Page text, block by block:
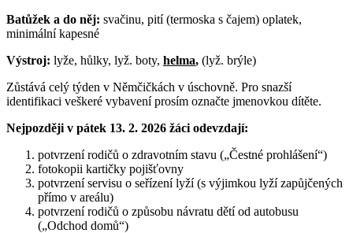
Batůžek a do něj: svačinu, pití (termoska s čajem) oplatek,
minimální kapesné
Výstroj: lyže, hůlky, lyž. boty, helma, (lyž. brýle)
Zůstává celý týden v Němčičkách v úschovně. Pro snazší
identifikaci veškeré vybavení prosím označte jmenovkou dítěte.
Nejpozději v pátek 13. 2. 2026 žáci odevzdají:
potvrzení rodičů o zdravotním stavu („Čestné prohlášení“)
fotokopii kartičky pojišťovny
potvrzení servisu o seřízení lyží (s výjimkou lyží zapůjčených
přímo v areálu)
potvrzení rodičů o způsobu návratu dětí od autobusu
(„Odchod domů“)